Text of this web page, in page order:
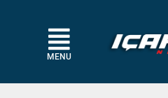
MENU